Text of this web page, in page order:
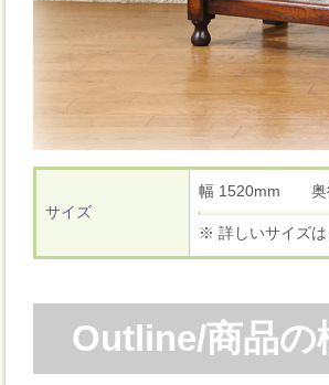
サイズ
幅 1520mm
※ 詳しいサイズは
Outline/商品の